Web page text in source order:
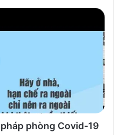
phòng Covid-19